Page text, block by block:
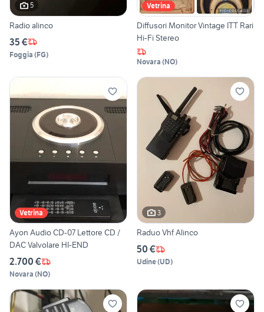
5
Radio alinco
35 €
Foggia (FG)
Vetrina
Diffusori Monitor Vintage ITT Rari
Hi-Fi Stereo
Novara (NO)
Vetrina
Ayon Audio CD-07 Lettore CD /
DAC Valvolare HI-END
2.700 €
Novara (NO)
3
Raduo Vhf Alinco
50 €
Udine(UD)